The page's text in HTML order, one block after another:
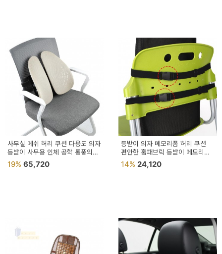
러
그
커
튼/
블
인
드
예
사무실 메쉬 허리 쿠션 다용도 의자
등받이 사무용 인체 공학 통풍의자
게이밍 쿠션의자
19% 65,720
등받이 의자 메모리폼 허리 쿠션
편안한 홈패브릭 등받이 메모리폼
인테리어
14% 24,120